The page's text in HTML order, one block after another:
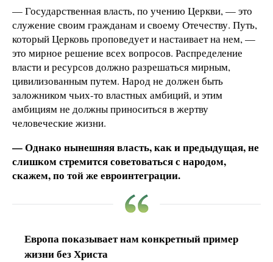
— Государственная власть, по учению Церкви, — это
служение своим гражданам и своему Отечеству. Путь,
который Церковь проповедует и настаивает на нем, —
это мирное решение всех вопросов. Распределение
власти и ресурсов должно разрешаться мирным,
цивилизованным путем. Народ не должен быть
заложником чьих-то властных амбиций, и этим
амбициям не должны приноситься в жертву
человеческие жизни.
— Однако нынешняя власть, как и предыдущая, не
слишком стремится советоваться с народом,
скажем, по той же евроинтеграции.
Европа показывает нам конкретный пример
жизни без Христа